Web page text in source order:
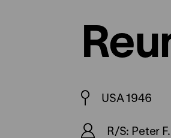
USA 1946
R/S: Peter